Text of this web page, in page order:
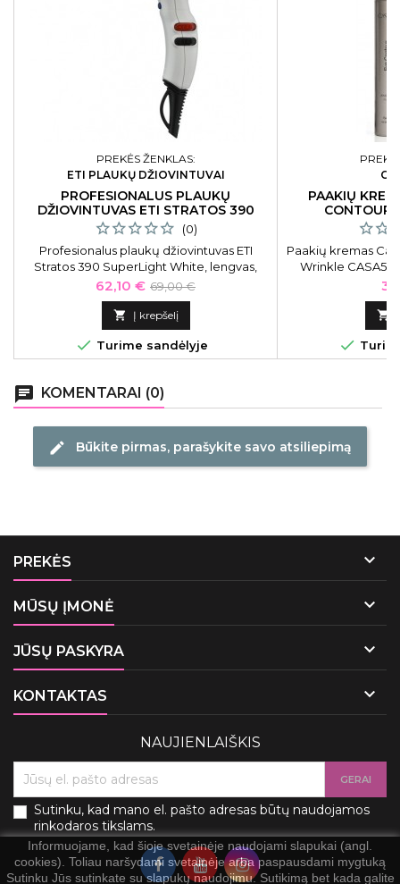
PREKĖS ŽENKLAS:
ETI PLAUKŲ DŽIOVINTUVAI
PROFESIONALUS PLAUKŲ
DŽIOVINTUVAS ETI STRATOS 390
SUPERLIGHT WHITE
(0)
Profesionalus plaukų džiovintuvas ETI
Stratos 390 SuperLight White, lengvas,
baltas, 2200 W
Kaina
62,10 € Bazinė
kaina
69,00 €
 Į krepšelį
 Turime sandėlyje
PAAKIŲ
CONTOUR
Paakių kremas
Wrinkle


chat KOMENTARAI (0)
edit Būkite pirmas, parašykite savo atsiliepimą
PREKĖS 
MŪSŲ ĮMONĖ 
JŪSŲ PASKYRA 
KONTAKTAS 
Informuojame, kad šioje svetainėje naudojami slapukai (angl.
cookies). Toliau naršydami svetainėje arba paspausdami mygtuką
Sutinku Jūs sutinkate su slapukų naudojimu. Sutikimą bet kada galite
NAUJIENLAIŠKIS
Sutinku, kad mano el. pašto adresas būtų naudojamos
rinkodaros tikslams.